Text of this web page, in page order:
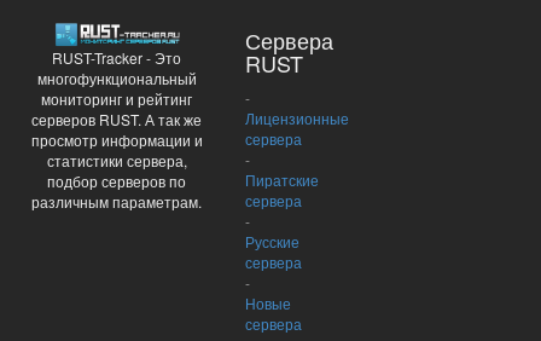
RUST-Tracker - Это
многофункциональный
мониторинг и рейтинг
серверов RUST. А так же
просмотр информации и
статистики сервера,
подбор серверов по
различным параметрам.
Сервера
RUST
-
Лицензионные
сервера
-
Пиратские
сервера
-
Русские
сервера
-
Новые
сервера